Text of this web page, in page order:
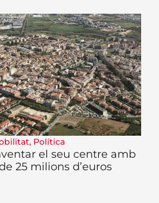
, Política
el seu centre amb
25 milions d’euros